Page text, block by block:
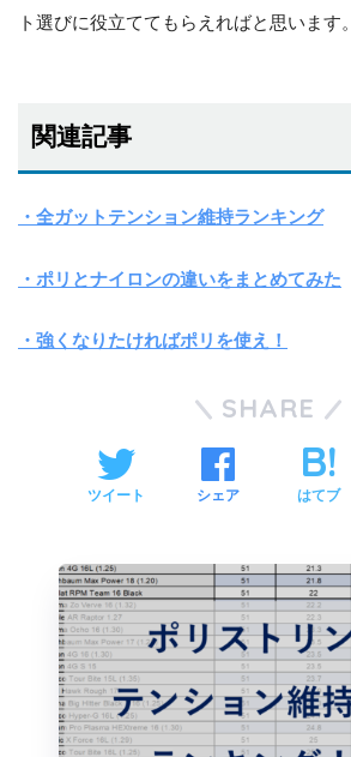
ト選びに役立ててもらえればと思います。
関連記事
・全ガットテンション維持ランキング
・ポリとナイロンの違いをまとめてみた
・強くなりたければポリを使え！
SHARE
ツイート シェア はてブ